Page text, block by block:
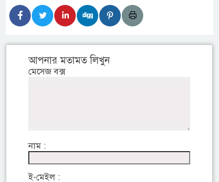
আপনার মতামত লিখুন
মেসেজ বক্স
নাম :
ই-মেইল :